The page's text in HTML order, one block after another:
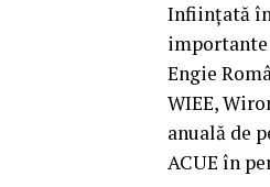
Infiinţată în
importante
Engie
WIEE,
anuală de
ACUE în